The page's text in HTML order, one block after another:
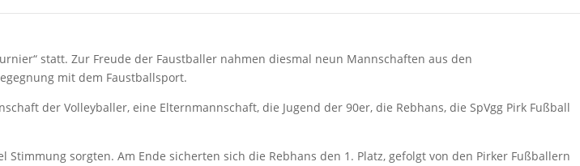
statt. Zur Freude der Faustballer nahmen diesmal neun Mannschaften aus den
mit dem Faustballsport.
der Volleyballer, eine Elternmannschaft, die Jugend der 90er, die Rebhans, die SpVgg Pirk Fußball
sorgten. Am Ende sicherten sich die Rebhans den 1. Platz, gefolgt von den Pirker Fußballern